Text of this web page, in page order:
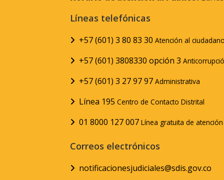
Líneas telefónicas
+57 (601) 3 80 83 30 Atención al
+57 (601) 3808330 opción 3
+57 (601) 3 27 97 97 Administrativa
Línea 195 Centro de Contacto Distrital
01 8000 127 007 Línea gratuita de
Correos electrónicos
notificacionesjudiciales@sdis.gov.co